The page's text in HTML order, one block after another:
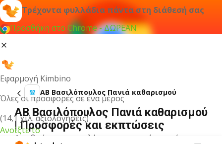
Τρέχοντα φυλλάδια πάντα στη διάθεσή σας
Προσθήκη στο Chrome - ΔΩΡΕΑΝ
Εφαρμογή Kimbino
Όλες οι προσφορές σε ένα μέρος
(14,1 χιλ. αξιολογήσεις)
Ανοίξτε το
ΑΒ Βασιλόπουλος Πανιά καθαρισμού
ΑΒ Βασιλόπουλος Πανιά καθαρισμού
| Προσφορές και εκπτώσεις
Δεν βρήκαμε αποτελέσματα για αυτόν τον όρο.